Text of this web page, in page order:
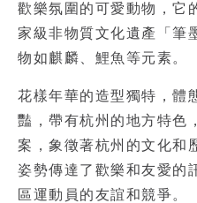
歡樂氛圍的可愛動物，它
家級非物質文化遺產「筆
物如麒麟、鯉魚等元素。
花樣年華的造型獨特，體
豔，帶有杭州的地方特色
案，象徵著杭州的文化和
姿勢傳達了歡樂和友愛的
區運動員的友誼和競爭。